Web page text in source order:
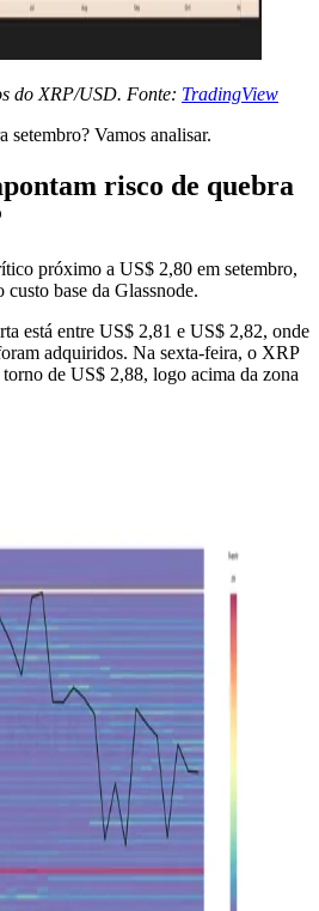
do XRP/USD. Fonte: TradingView
setembro? Vamos analisar.
risco de quebra
próximo a US$ 2,80 em setembro,
base da Glassnode.
está entre US$ 2,81 e US$ 2,82, onde
adquiridos. Na sexta-feira, o XRP
de US$ 2,88, logo acima da zona